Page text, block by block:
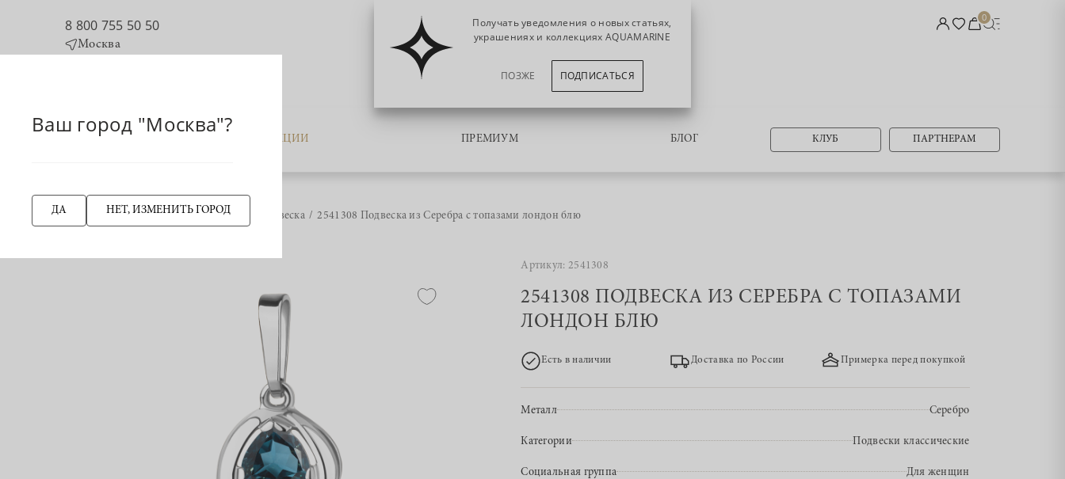
8 800 755 50 50
Москва
0
КАТАЛОГ АКЦИИ ПРЕМИУМ БЛОГ КЛУБ ПАРТНЕРАМ
НАЗАД Главная страница Подвеска 2541308 Подвеска из Серебра с топазами лондон блю
Артикул: 2541308
2541308 ПОДВЕСКА ИЗ СЕРЕБРА С ТОПАЗАМИ
ЛОНДОН БЛЮ
Есть в наличии Доставка по России Примерка перед покупкой
Металл Серебро
Категории Подвески классические
Социальная группа Для женщин
Ваш город "Москва"?
ДА НЕТ, ИЗМЕНИТЬ ГОРОД
Получать уведомления о новых статьях,
украшениях и коллекциях AQUAMARINE
ПОЗЖЕ ПОДПИСАТЬСЯ